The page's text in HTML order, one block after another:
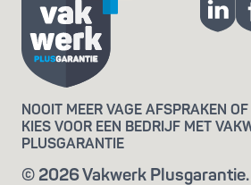
NOOIT MEER VAGE AFSPRAKEN
KIES VOOR EEN BEDRIJF MET
PLUSGARANTIE
© 2026 Vakwerk